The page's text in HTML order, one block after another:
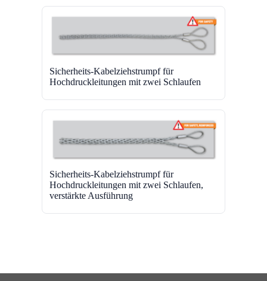
Sicherheits-Kabelziehstrumpf für
Hochdruckleitungen mit zwei Schlaufen
Sicherheits-Kabelziehstrumpf für
Hochdruckleitungen mit zwei Schlaufen,
verstärkte Ausführung